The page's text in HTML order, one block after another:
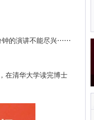
钟的演讲不能尽兴⋯⋯
在清华大学读完博士